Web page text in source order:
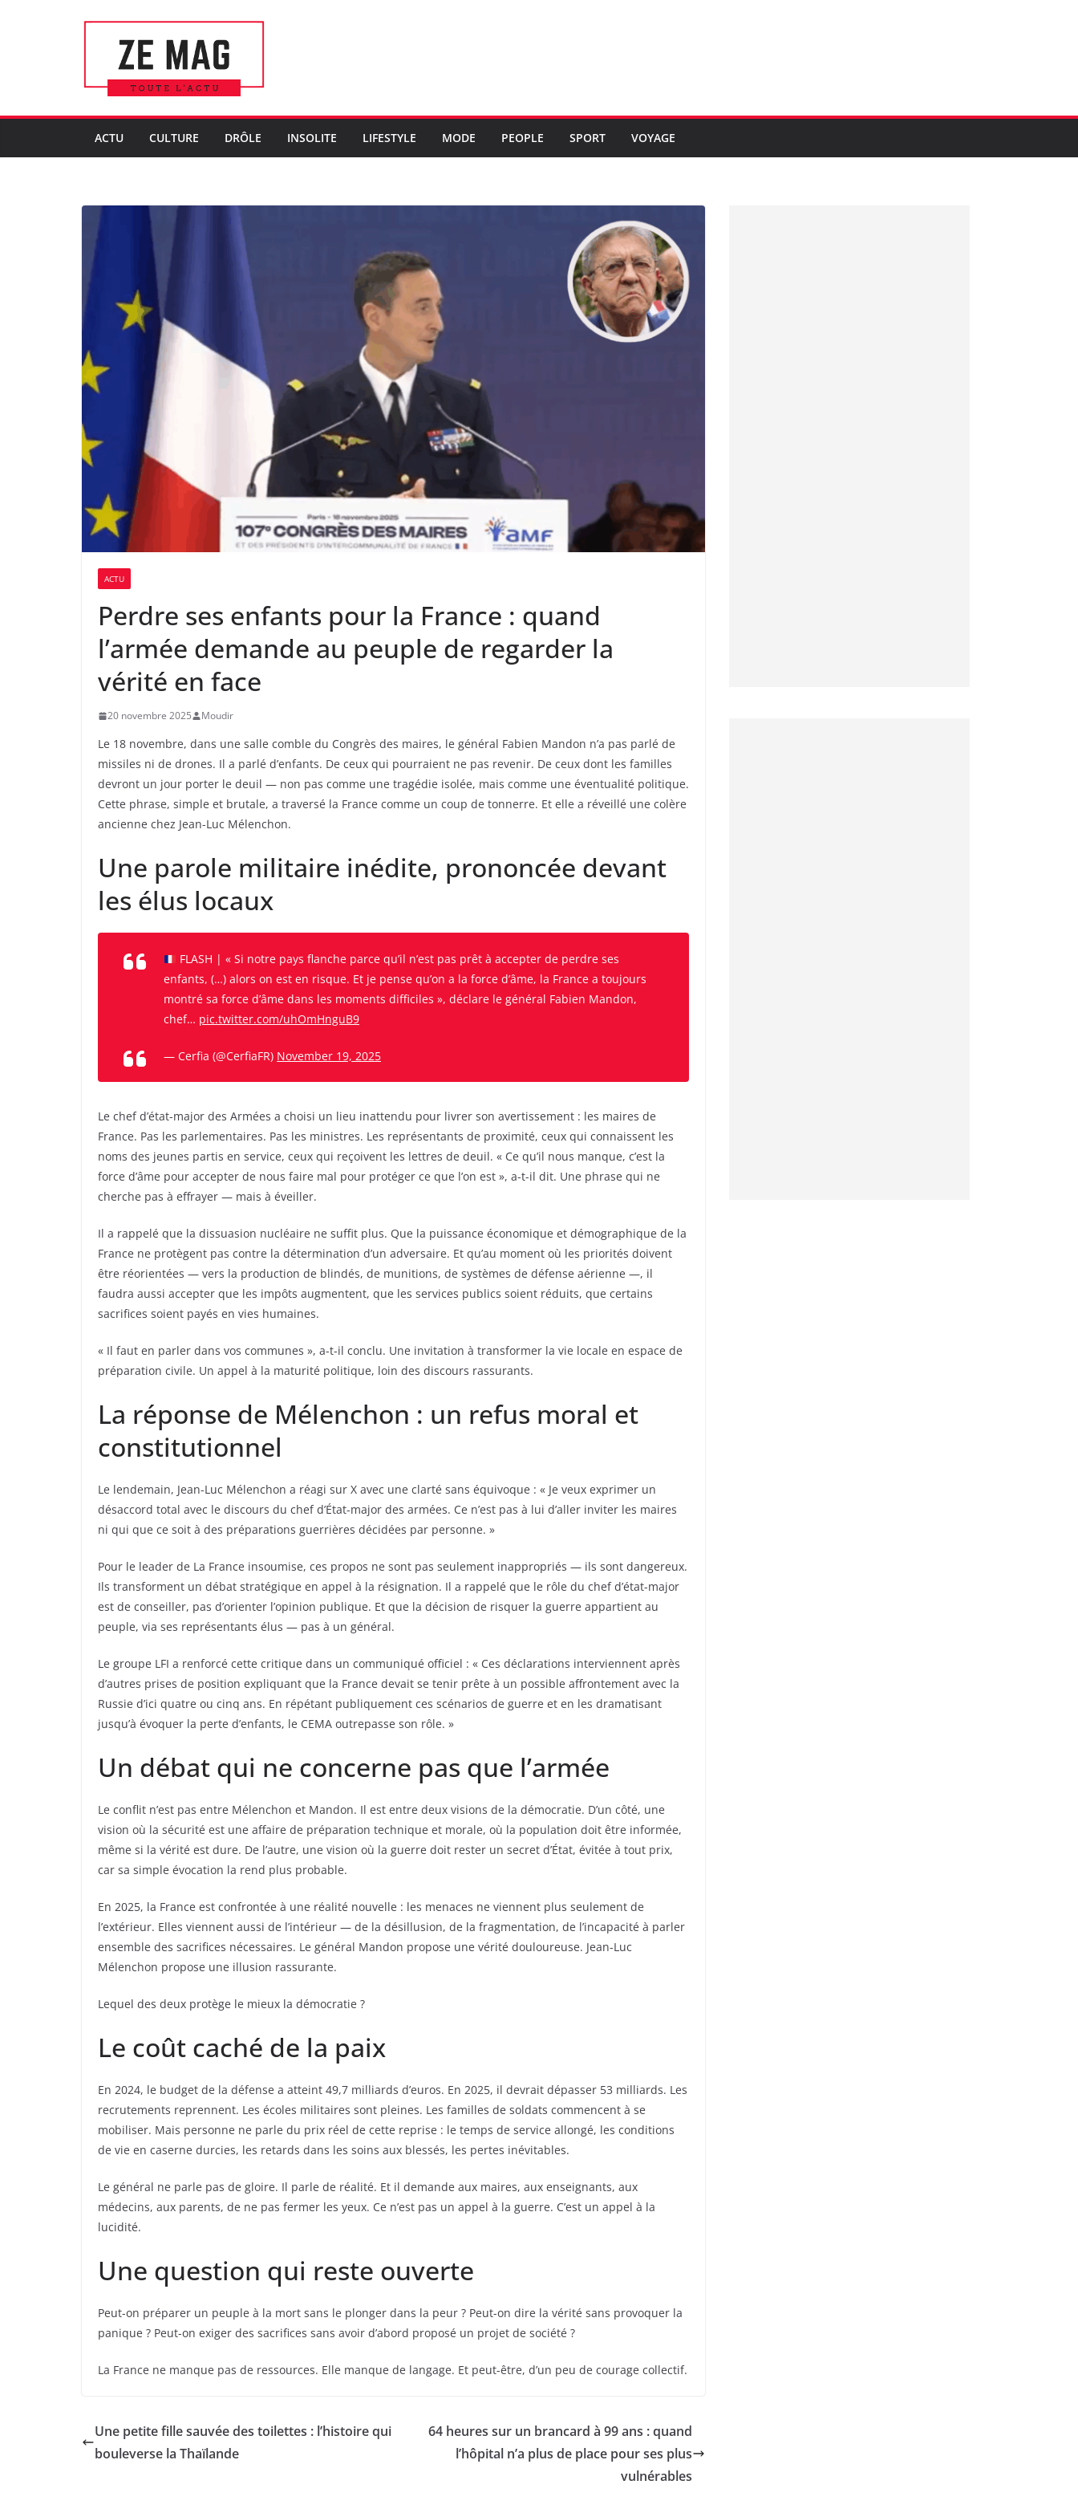
ACTU CULTURE DRÔLE INSOLITE LIFESTYLE MODE PEOPLE SPORT VOYAGE
ACTU
Perdre ses enfants pour la France : quand
l’armée demande au peuple de regarder la
vérité en face
20 novembre 2025 Moudir
Le 18 novembre, dans une salle comble du Congrès des maires, le général Fabien Mandon n’a pas parlé de
missiles ni de drones. Il a parlé d’enfants. De ceux qui pourraient ne pas revenir. De ceux dont les familles
devront un jour porter le deuil — non pas comme une tragédie isolée, mais comme une éventualité politique.
Cette phrase, simple et brutale, a traversé la France comme un coup de tonnerre. Et elle a réveillé une colère
ancienne chez Jean-Luc Mélenchon.
Une parole militaire inédite, prononcée devant
les élus locaux
FLASH | « Si notre pays flanche parce qu’il n’est pas prêt à accepter de perdre ses
enfants, (…) alors on est en risque. Et je pense qu’on a la force d’âme, la France a toujours
montré sa force d’âme dans les moments difficiles », déclare le général Fabien Mandon,
chef… pic.twitter.com/uhOmHnguB9
— Cerfia (@CerfiaFR) November 19, 2025
Le chef d’état-major des Armées a choisi un lieu inattendu pour livrer son avertissement : les maires de
France. Pas les parlementaires. Pas les ministres. Les représentants de proximité, ceux qui connaissent les
noms des jeunes partis en service, ceux qui reçoivent les lettres de deuil. « Ce qu’il nous manque, c’est la
force d’âme pour accepter de nous faire mal pour protéger ce que l’on est », a-t-il dit. Une phrase qui ne
cherche pas à effrayer — mais à éveiller.
Il a rappelé que la dissuasion nucléaire ne suffit plus. Que la puissance économique et démographique de la
France ne protègent pas contre la détermination d’un adversaire. Et qu’au moment où les priorités doivent
être réorientées — vers la production de blindés, de munitions, de systèmes de défense aérienne —, il
faudra aussi accepter que les impôts augmentent, que les services publics soient réduits, que certains
sacrifices soient payés en vies humaines.
« Il faut en parler dans vos communes », a-t-il conclu. Une invitation à transformer la vie locale en espace de
préparation civile. Un appel à la maturité politique, loin des discours rassurants.
La réponse de Mélenchon : un refus moral et
constitutionnel
Le lendemain, Jean-Luc Mélenchon a réagi sur X avec une clarté sans équivoque : « Je veux exprimer un
désaccord total avec le discours du chef d’État-major des armées. Ce n’est pas à lui d’aller inviter les maires
ni qui que ce soit à des préparations guerrières décidées par personne. »
Pour le leader de La France insoumise, ces propos ne sont pas seulement inappropriés — ils sont dangereux.
Ils transforment un débat stratégique en appel à la résignation. Il a rappelé que le rôle du chef d’état-major
est de conseiller, pas d’orienter l’opinion publique. Et que la décision de risquer la guerre appartient au
peuple, via ses représentants élus — pas à un général.
Le groupe LFI a renforcé cette critique dans un communiqué officiel : « Ces déclarations interviennent après
d’autres prises de position expliquant que la France devait se tenir prête à un possible affrontement avec la
Russie d’ici quatre ou cinq ans. En répétant publiquement ces scénarios de guerre et en les dramatisant
jusqu’à évoquer la perte d’enfants, le CEMA outrepasse son rôle. »
Un débat qui ne concerne pas que l’armée
Le conflit n’est pas entre Mélenchon et Mandon. Il est entre deux visions de la démocratie. D’un côté, une
vision où la sécurité est une affaire de préparation technique et morale, où la population doit être informée,
même si la vérité est dure. De l’autre, une vision où la guerre doit rester un secret d’État, évitée à tout prix,
car sa simple évocation la rend plus probable.
En 2025, la France est confrontée à une réalité nouvelle : les menaces ne viennent plus seulement de
l’extérieur. Elles viennent aussi de l’intérieur — de la désillusion, de la fragmentation, de l’incapacité à parler
ensemble des sacrifices nécessaires. Le général Mandon propose une vérité douloureuse. Jean-Luc
Mélenchon propose une illusion rassurante.
Lequel des deux protège le mieux la démocratie ?
Le coût caché de la paix
En 2024, le budget de la défense a atteint 49,7 milliards d’euros. En 2025, il devrait dépasser 53 milliards. Les
recrutements reprennent. Les écoles militaires sont pleines. Les familles de soldats commencent à se
mobiliser. Mais personne ne parle du prix réel de cette reprise : le temps de service allongé, les conditions
de vie en caserne durcies, les retards dans les soins aux blessés, les pertes inévitables.
Le général ne parle pas de gloire. Il parle de réalité. Et il demande aux maires, aux enseignants, aux
médecins, aux parents, de ne pas fermer les yeux. Ce n’est pas un appel à la guerre. C’est un appel à la
lucidité.
Une question qui reste ouverte
Peut-on préparer un peuple à la mort sans le plonger dans la peur ? Peut-on dire la vérité sans provoquer la
panique ? Peut-on exiger des sacrifices sans avoir d’abord proposé un projet de société ?
La France ne manque pas de ressources. Elle manque de langage. Et peut-être, d’un peu de courage collectif.
Une petite fille sauvée des toilettes : l’histoire qui
bouleverse la Thaïlande
64 heures sur un brancard à 99 ans : quand
l’hôpital n’a plus de place pour ses plus
vulnérables